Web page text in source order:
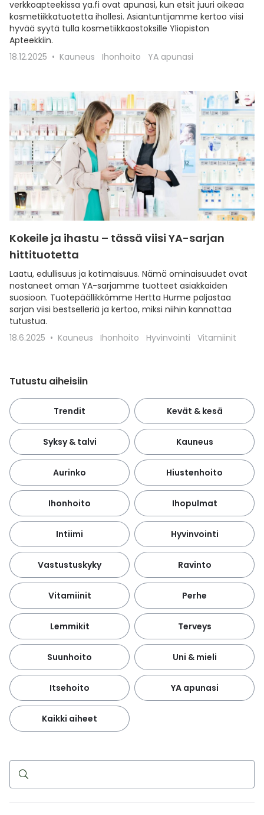
Tutustu aiheisiin
Trendit Kevät & kesä
Syksy & talvi Kauneus
Aurinko Hiustenhoito
Ihonhoito Ihopulmat
Intiimi Hyvinvointi
Vastustuskyky Ravinto
Vitamiinit Perhe
Lemmikit Terveys
Suunhoito Uni & mieli
Itsehoito YA apunasi
Kaikki aiheet
Haku
verkkoapteekissa ya.fi ovat apunasi, kun etsit juuri oikeaa
kosmetiikkatuotetta ihollesi. Asiantuntijamme kertoo viisi
hyvää syytä tulla kosmetiikkaostoksille Yliopiston
Apteekkiin.
18.12.2025
Kauneus Ihonhoito YA apunasi
Kokeile ja ihastu – tässä viisi YA-sarjan
hittituotetta
Laatu, edullisuus ja kotimaisuus. Nämä ominaisuudet ovat
nostaneet oman YA-sarjamme tuotteet asiakkaiden
suosioon. Tuotepäällikkömme Hertta Hurme paljastaa
sarjan viisi bestselleriä ja kertoo, miksi niihin kannattaa
tutustua.
18.6.2025
Kauneus Ihonhoito Hyvinvointi Vitamiinit